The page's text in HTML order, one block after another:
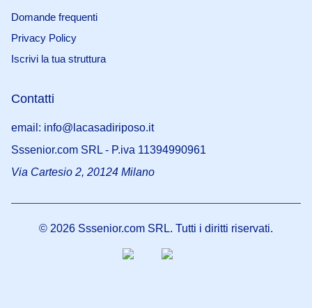
Domande frequenti
Privacy Policy
Iscrivi la tua struttura
Contatti
email: info@lacasadiriposo.it
Sssenior.com SRL - P.iva 11394990961
Via Cartesio 2, 20124 Milano
© 2026 Sssenior.com SRL. Tutti i diritti riservati.